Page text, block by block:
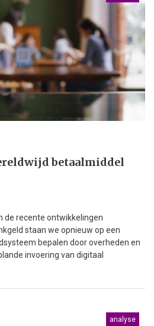
betaalmiddel
de recente ontwikkelingen
staan we opnieuw op een
bepalen door overheden en
invoering van digitaal
analyse